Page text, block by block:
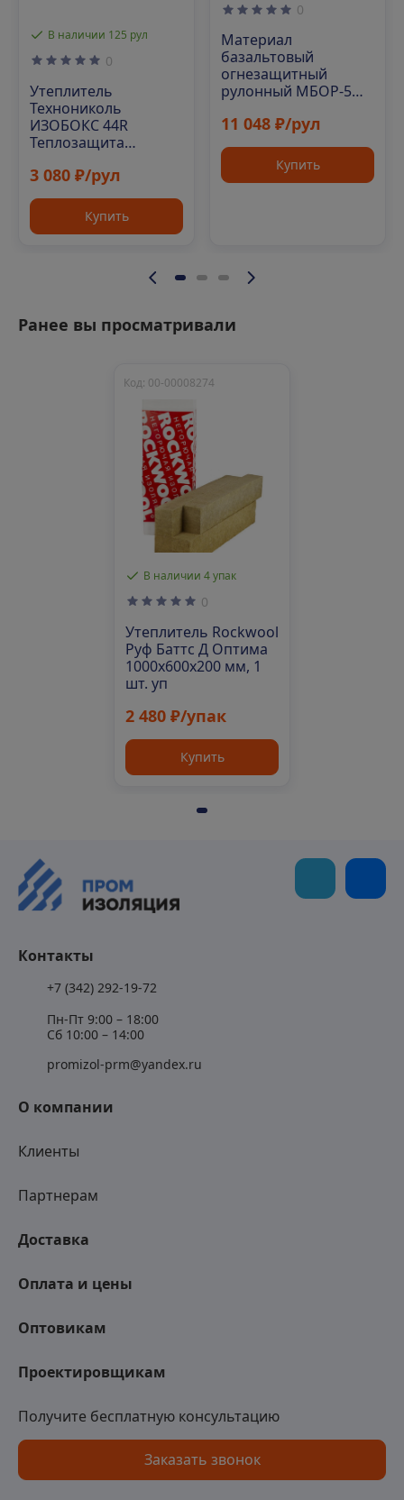
В наличии 125 рул
0
Утеплитель
Технониколь
ИЗОБОКС 44R
Теплозащита
3 080 ₽/рул
Купить
0
Материал
базальтовый
огнезащитный
рулонный МБОР-5Ф
11 048 ₽/рул
Купить
Ранее вы просматривали
В наличии 4 упак
Код: 00-00008274
0
Утеплитель Rockwool
Руф Баттс Д Оптима
1000х600х200 мм, 1
шт. уп
2 480 ₽/упак
Купить
Получите бесплатную консультацию
Заказать звонок
О компании
Клиенты
Партнерам
Доставка
Оплата и цены
Оптовикам
Проектировщикам
Контакты
+7 (342) 292-19-72
Пн-Пт 9:00 – 18:00
Сб 10:00 – 14:00
promizol-prm@yandex.ru